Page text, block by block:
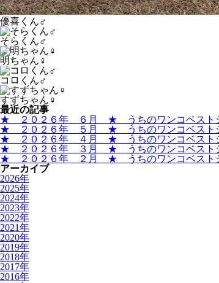
優喜くん♂
そらくん♂
明ちゃん♀
コロくん♂
すずちゃん♀
最近の記事
★ ２０２６年 ６月 ★ うちのワンコベストシ
★ ２０２６年 ５月 ★ うちのワンコベストシ
★ ２０２６年 ４月 ★ うちのワンコベストシ
★ ２０２６年 ３月 ★ うちのワンコベストシ
★ ２０２６年 ２月 ★ うちのワンコベストシ
アーカイブ
2026年
2025年
2024年
2023年
2022年
2021年
2020年
2019年
2018年
2017年
2016年